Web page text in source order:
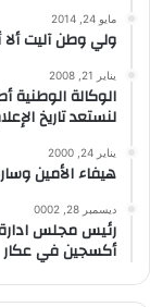
مايو 24, 2014
ولي وطن آليت ألا
يناير 21, 2008
الوكالة
لنستعد تاريخ
يناير 24, 2000
هيفاء الأمين
ديسمبر 28, 0002
رئيس مجلس ادارة
أكسجين في عكار